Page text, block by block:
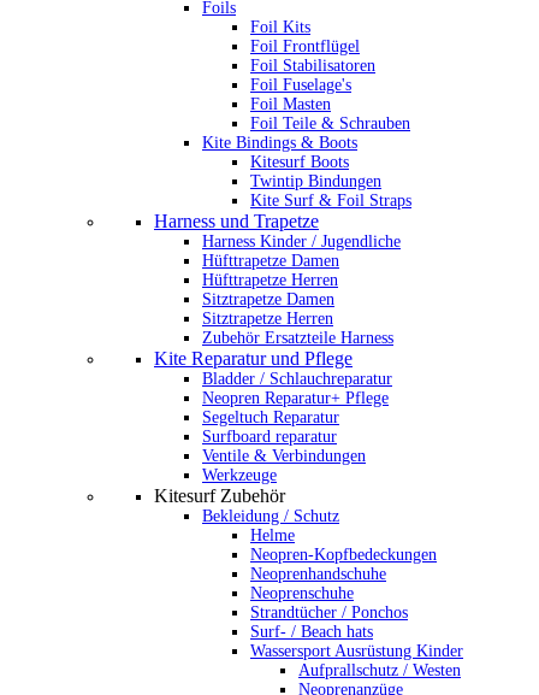
Foils
Foil Kits
Foil Frontflügel
Foil Stabilisatoren
Foil Fuselage's
Foil Masten
Foil Teile & Schrauben
Kite Bindings & Boots
Kitesurf Boots
Twintip Bindungen
Kite Surf & Foil Straps
Harness und Trapetze
Harness Kinder / Jugendliche
Hüfttrapetze Damen
Hüfttrapetze Herren
Sitztrapetze Damen
Sitztrapetze Herren
Zubehör Ersatzteile Harness
Kite Reparatur und Pflege
Bladder / Schlauchreparatur
Neopren Reparatur+ Pflege
Segeltuch Reparatur
Surfboard reparatur
Ventile & Verbindungen
Werkzeuge
Kitesurf Zubehör
Bekleidung / Schutz
Helme
Neopren-Kopfbedeckungen
Neoprenhandschuhe
Neoprenschuhe
Strandtücher / Ponchos
Surf- / Beach hats
Wassersport Ausrüstung Kinder
Aufprallschutz / Westen
Neoprenanzüge